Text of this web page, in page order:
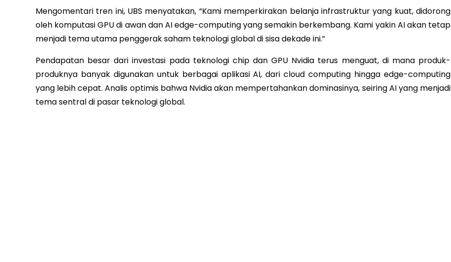
Mengomentari tren ini, UBS menyatakan, “Kami memperkirakan belanja infrastruktur yang kuat, didorong
oleh komputasi GPU di awan dan AI edge-computing yang semakin berkembang. Kami yakin AI akan tetap
menjadi tema utama penggerak saham teknologi global di sisa dekade ini.”
Pendapatan besar dari investasi pada teknologi chip dan GPU Nvidia terus menguat, di mana produk-
produknya banyak digunakan untuk berbagai aplikasi AI, dari cloud computing hingga edge-computing
yang lebih cepat. Analis optimis bahwa Nvidia akan mempertahankan dominasinya, seiring AI yang menjadi
tema sentral di pasar teknologi global.